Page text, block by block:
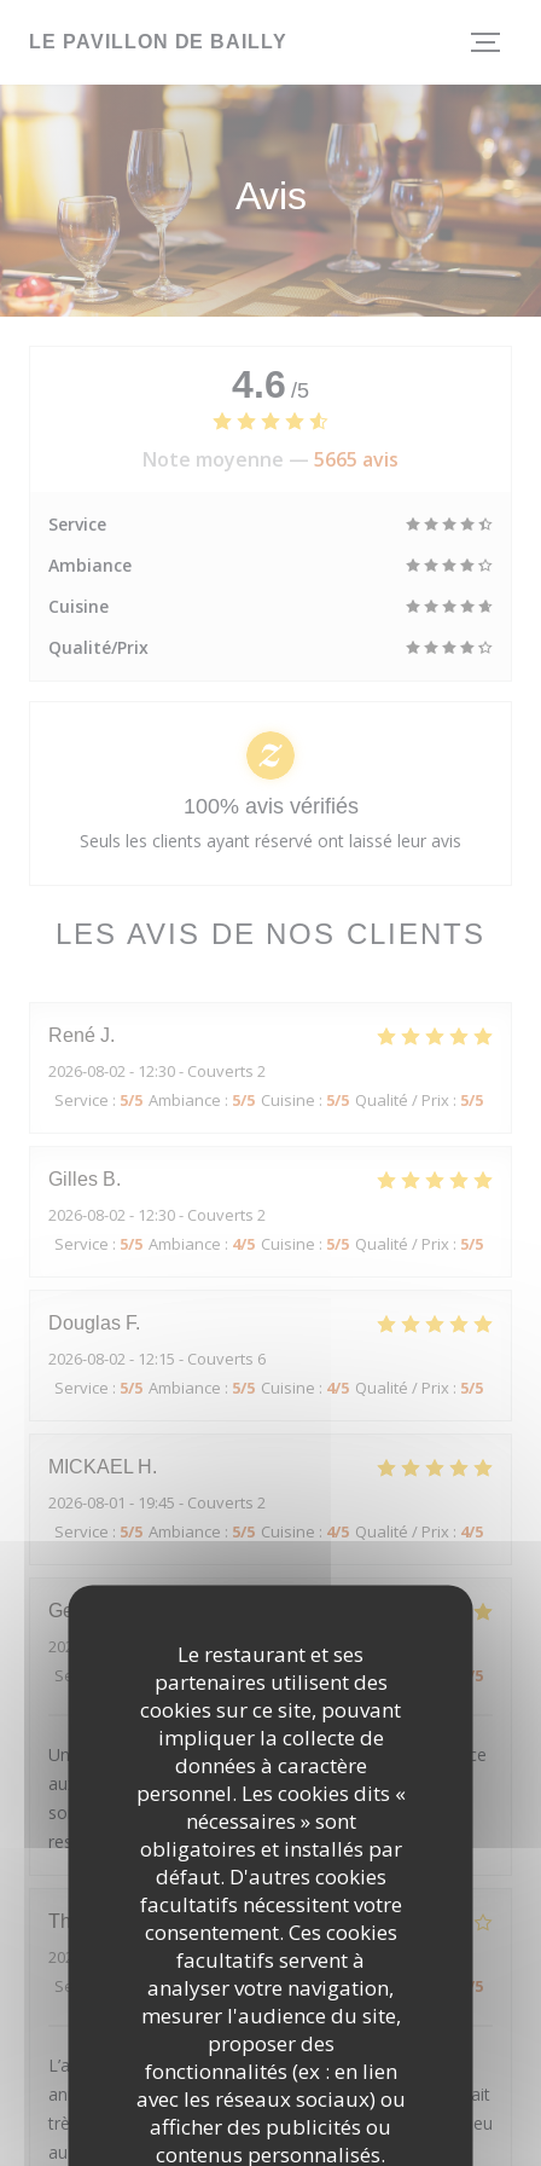
Le restaurant et ses
partenaires utilisent des
cookies sur ce site, pouvant
impliquer la collecte de
données à caractère
personnel. Les cookies dits «
nécessaires » sont
obligatoires et installés par
défaut. D'autres cookies
facultatifs nécessitent votre
consentement. Ces cookies
facultatifs servent à
analyser votre navigation,
mesurer l'audience du site,
proposer des
fonctionnalités (ex : en lien
avec les réseaux sociaux) ou
afficher des publicités ou
contenus personnalisés.
LE PAVILLON DE BAILLY
Avis
LES AVIS DE NOS CLIENTS
René J
2026-08-02 - 12:30 - Couverts 2
Service : 5/5 Ambiance : 5/5 Cuisine : 5/5 Qualité / Prix : 5/5
Gilles B
2026-08-02 - 12:30 - Couverts 2
Service : 5/5 Ambiance : 4/5 Cuisine : 5/5 Qualité / Prix : 5/5
Douglas F
2026-08-02- 12:15 - Couverts 6
Service : 5/5 Ambiance : 5/5 Cuisine : 4/5 Qualité / Prix : 5/5
MICKAEL H
2026-08-01 - 19:45 - Couverts 2
Service : 5/5 Ambiance : 5/5 Cuisine : 4/5 Qualité / Prix : 4/5
Geoffroy
2026-08-01
- 20:45 - Couverts 2
Service
Ambiance:4/5 Cuisine:5/5 Qualité / Prix /5
Un très joli cadre, des plats tous excellents et un service
aux petits oignons : nous avons passé une excellente
soirée, et recommandons chaleureusement ce
restaurant
Thierry
2026-07-30
- 20:00 - Couverts 2
Service
Ambiance: 4/5 Cuisine: 2/5 Qualité / Prix /5
L’année dernière en Avril on était la pour mon
anniversaire. Tout était parfait. Mais cette fois ci on était
très déçu. Les plats étaient rien de spécial, même un peu
au dessous de standard. Le croustillant d’épaule
4.6 /5
Note moyenne — 5665 avis
Service
Ambiance
Cuisine
Qualité/Prix
100% avis vérifiés
Seuls les clients ayant réservé ont laissé leur avis
LE PAVILLON DE BAILLY